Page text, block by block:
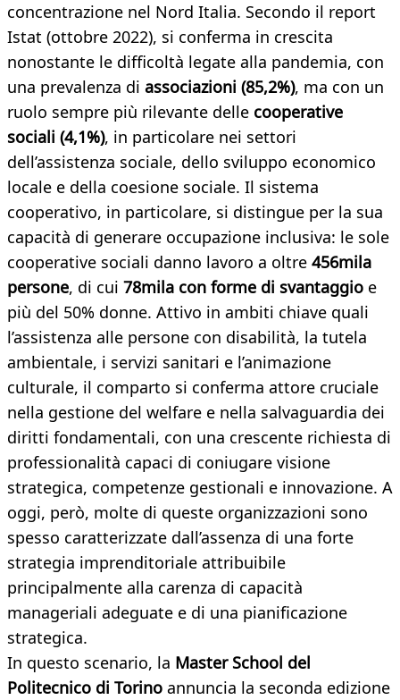
concentrazione nel Nord Italia. Secondo il report
Istat (ottobre 2022), si conferma in crescita
nonostante le difficoltà legate alla pandemia, con
una prevalenza di associazioni (85,2%), ma con un
ruolo sempre più rilevante delle cooperative
sociali (4,1%), in particolare nei settori
dell’assistenza sociale, dello sviluppo economico
locale e della coesione sociale. Il sistema
cooperativo, in particolare, si distingue per la sua
capacità di generare occupazione inclusiva: le sole
cooperative sociali danno lavoro a oltre 456mila
persone, di cui 78mila con forme di svantaggio e
più del 50% donne. Attivo in ambiti chiave quali
l’assistenza alle persone con disabilità, la tutela
ambientale, i servizi sanitari e l’animazione
culturale, il comparto si conferma attore cruciale
nella gestione del welfare e nella salvaguardia dei
diritti fondamentali, con una crescente richiesta di
professionalità capaci di coniugare visione
strategica, competenze gestionali e innovazione. A
oggi, però, molte di queste organizzazioni sono
spesso caratterizzate dall’assenza di una forte
strategia imprenditoriale attribuibile
principalmente alla carenza di capacità
manageriali adeguate e di una pianificazione
strategica.
In questo scenario, la Master School del
Politecnico di Torino annuncia la seconda edizione